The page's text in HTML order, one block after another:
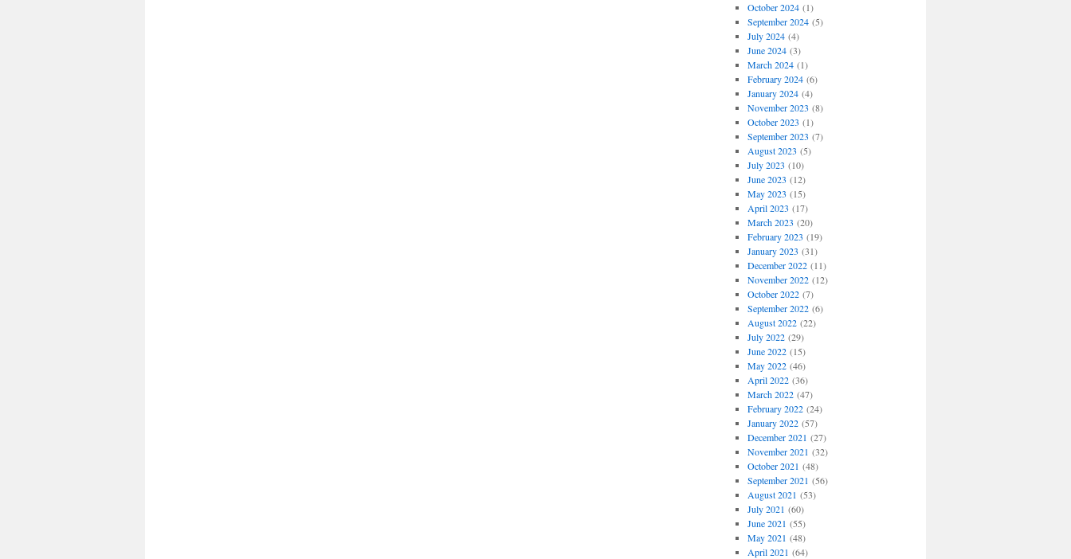
October 2024(1)
September 2024(5)
July 2024(4)
June 2024(3)
March 2024(1)
February 2024(6)
January 2024(4)
November 2023 (8)
October 2023 (1)
September 2023 (7)
August 2023 (5)
July 2023 (10)
June 2023 (12)
May 2023 (15)
April 2023 (17)
March 2023 (20)
February 2023 (19)
January 2023 (31)
December 2022(11)
November 2022(12)
October 2022(7)
September 2022(6)
August 2022(22)
July 2022(29)
June 2022(15)
May 2022(46)
April 2022(36)
March 2022(47)
February 2022(24)
January 2022(57)
December 2021 (27)
November 2021 (32)
October 2021 (48)
September 2021 (56)
August 2021 (53)
July 2021 (60)
June 2021 (55)
May 2021 (48)
April 2021 (64)